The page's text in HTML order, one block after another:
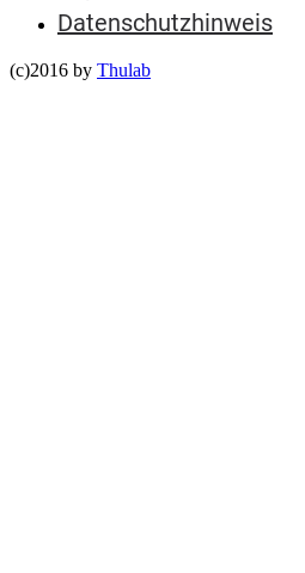
Datenschutzhinweis
(c)2016 by Thulab